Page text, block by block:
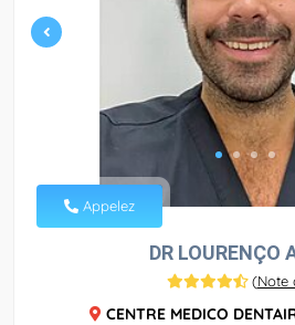
Appelez
DR LOURENÇO
(Note
CENTRE MEDICO